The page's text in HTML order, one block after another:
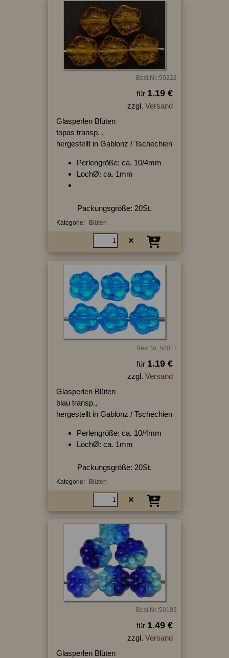
Best.Nr.:50222
für 1.19 €
zzgl. Versand
Glasperlen Blüten
topas transp. ,
hergestellt in Gablonz / Tschechien
Perlengröße: ca. 10/4mm
LochØ: ca. 1mm
Packungsgröße: 20St.
Kategorie: Blüten
Best.Nr.:50011
für 1.19 €
zzgl. Versand
Glasperlen Blüten
blau transp.,
hergestellt in Gablonz / Tschechien
Perlengröße: ca. 10/4mm
LochØ: ca. 1mm
Packungsgröße: 20St.
Kategorie: Blüten
Best.Nr.:50183
für 1.49 €
zzgl. Versand
Glasperlen Blüten